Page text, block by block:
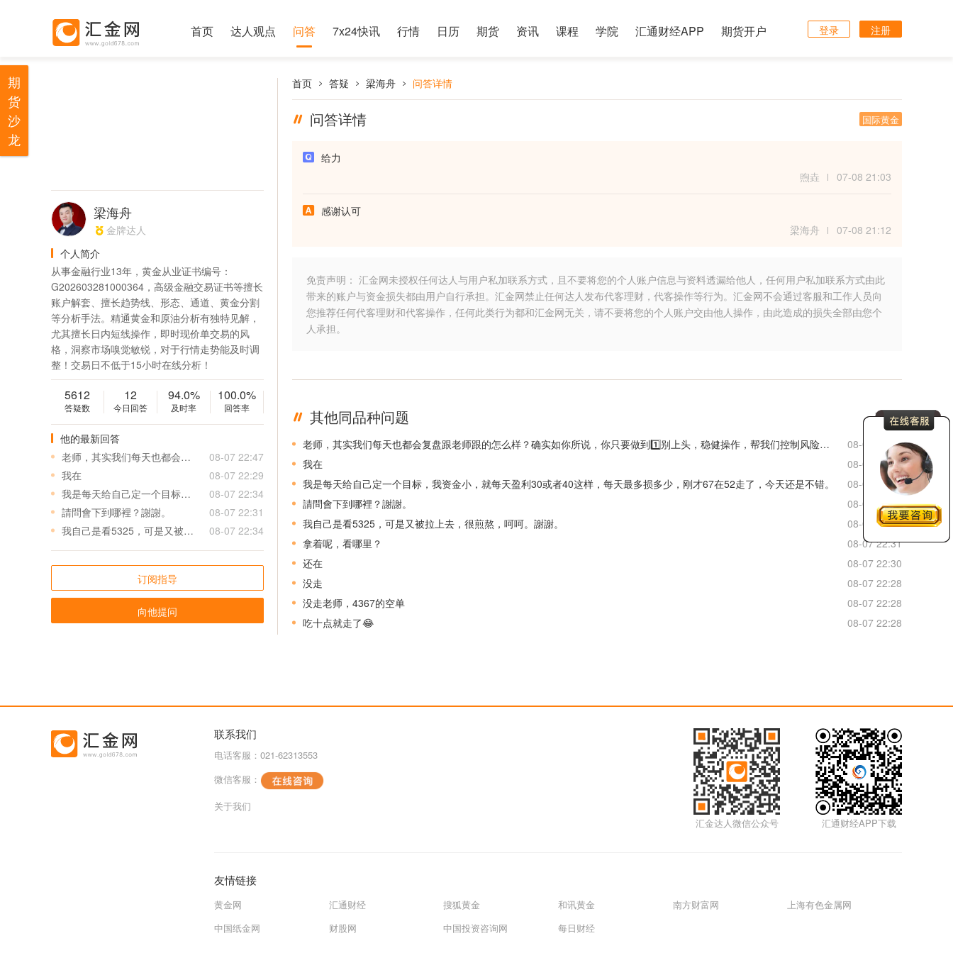
首页 达人观点 问答 7x24快讯 行情 日历 期货 资讯 课程 学院 汇通财经APP 期货开户 登录 注册
梁海舟
金牌达人
个人简介
从事金融行业13年，黄金从业证书编号：
G202603281000364，高级金融交易证书等擅长
账户解套、擅长趋势线、形态、通道、黄金分割
等分析手法。精通黄金和原油分析有独特见解，
尤其擅长日内短线操作，即时现价单交易的风
格，洞察市场嗅觉敏锐，对于行情走势能及时调
整！交易日不低于15小时在线分析！
5612
答疑数
12
今日回答
94.0%
及时率
100.0%
回答率
他的最新回答
老师，其实我们每天也都会复盘跟老师跟的怎么样？确实如你所说，你只要做到1️⃣别上头，稳健操作，帮我们控制风险，止损少，2️⃣点位考虑到我们收信息的滞后性。我们对老师你的为人和技术都是非常信任的。
08-07 22:47
我在
08-07 22:29
我是每天给自己定一个目标，我资金小，就每天盈利30或者40这样，每天最多损多少，刚才67在52走了，今天还是不错。
08-07 22:34
請問會下到哪裡？謝謝。
08-07 22:31
我自己是看5325，可是又被拉上去，很煎熬，呵呵。謝謝。
08-07 22:34
订阅指导
向他提问
首页 答疑 梁海舟 问答详情
问答详情 国际黄金
给力
煦垚
07-08 21:03
感谢认可
梁海舟
07-08 21:12
免责声明： 汇金网未授权任何达人与用户私加联系方式，且不要将您的个人账户信息与资料透漏给他人，任何用户私加联系方式由此
带来的账户与资金损失都由用户自行承担。汇金网禁止任何达人发布代客理财，代客操作等行为。汇金网不会通过客服和工作人员向
您推荐任何代客理财和代客操作，任何此类行为都和汇金网无关，请不要将您的个人账户交由他人操作，由此造成的损失全部由您个
人承担。
其他同品种问题
更多
老师，其实我们每天也都会复盘跟老师跟的怎么样？确实如你所说，你只要做到1️⃣别上头，稳健操作，帮我们控制风险，止损少，2️⃣点位考虑到我们收信息的滞后性。我们对老师你的为人和技术都是非常信任的。
08-07 22:47
我在
08-07 22:29
我是每天给自己定一个目标，我资金小，就每天盈利30或者40这样，每天最多损多少，刚才67在52走了，今天还是不错。
08-07 22:34
請問會下到哪裡？謝謝。
08-07 22:31
我自己是看5325，可是又被拉上去，很煎熬，呵呵。謝謝。
08-07 22:34
拿着呢，看哪里？
08-07 22:31
还在
08-07 22:30
没走
08-07 22:28
没走老师，4367的空单
08-07 22:28
吃十点就走了😂
08-07 22:28
联系我们
电话客服：021-62313553
微信客服：
关于我们
汇通财经APP下载
汇金达人微信公众号
友情链接
黄金网 汇通财经 搜狐黄金 和讯黄金 南方财富网
上海有色金属网
中国纸金网
财股网 中国投资咨询网 每日财经
期
货
沙
龙